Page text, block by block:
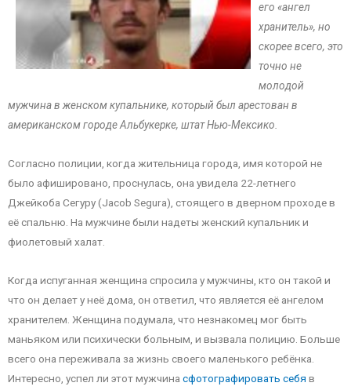
его «ангел
хранитель», но
скорее всего, это
точно не
молодой
мужчина в женском купальнике, который был арестован в
американском городе Альбукерке, штат Нью-Мексико.
Согласно полиции, когда жительница города, имя которой не
было афишировано, проснулась, она увидела 22-летнего
Джейкоба Сегуру (Jacob Segura), стоящего в дверном проходе в
её спальню. На мужчине были надеты женский купальник и
фиолетовый халат.
Когда испуганная женщина спросила у мужчины, кто он такой и
что он делает у неё дома, он ответил, что является её ангелом
хранителем. Женщина подумала, что незнакомец мог быть
маньяком или психически больным, и вызвала полицию. Больше
всего она переживала за жизнь своего маленького ребёнка.
Интересно, успел ли этот мужчина сфотографировать себя в